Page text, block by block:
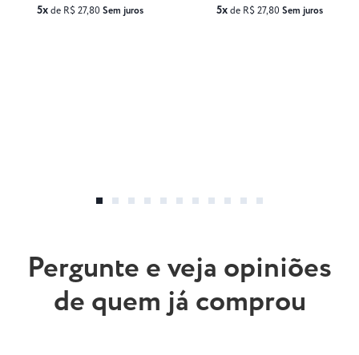
5xde R$ 27,80 Sem juros 5xde R$ 27,80 Sem juros
Pergunte e veja opiniões
de quem já comprou